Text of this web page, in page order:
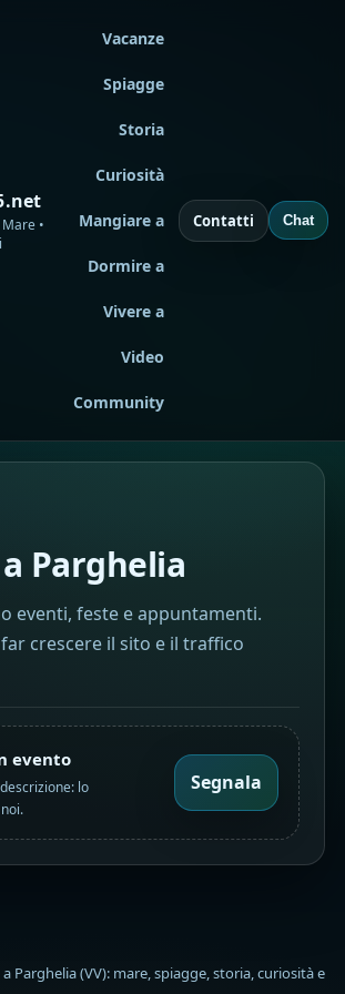
•
Vacanze
Spiagge
Storia
Curiosità
Mangiare a
Dormire a
Vivere a
Video
Community
Contatti Chat
Parghelia
eventi, feste e appuntamenti.
crescere il sito e il traffico
evento
lo
Segnala
Parghelia (VV): mare, spiagge, storia, curiosità e